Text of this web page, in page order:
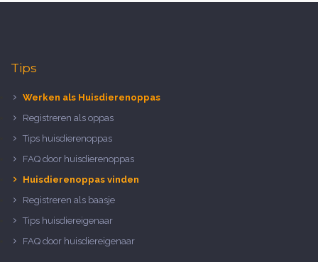
Tips
Werken als Huisdierenoppas
Registreren als oppas
Tips huisdierenoppas
FAQ door huisdierenoppas
Huisdierenoppas vinden
Registreren als baasje
Tips huisdiereigenaar
FAQ door huisdiereigenaar